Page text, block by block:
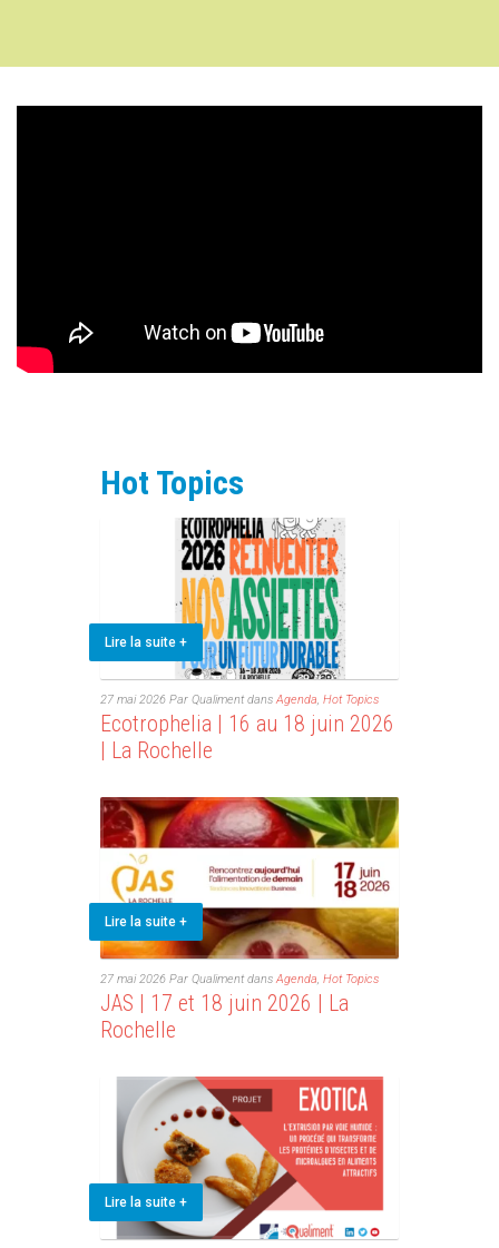
Hot Topics
Lire la suite +
27 mai 2026 Par Qualiment dansAgenda, Hot Topics
Ecotrophelia | 16 au 18 juin 2026
| La Rochelle
Lire la suite +
27 mai 2026 Par Qualiment dansAgenda, Hot Topics
JAS | 17 et 18 juin 2026 | La
Rochelle
Lire la suite +